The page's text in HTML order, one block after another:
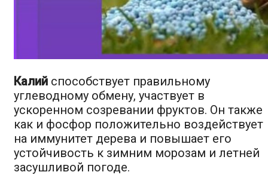
Калий способствует правильному
углеводному обмену, участвует в
ускоренном созревании фруктов. Он также
как и фосфор положительно воздействует
на иммунитет дерева и повышает его
устойчивость к зимним морозам и летней
засушливой погоде.